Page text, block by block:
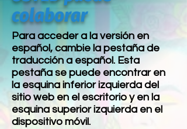
colaborar
Para acceder a la versión en
español, cambie la pestaña de
traducción a español. Esta
pestaña se puede encontrar en
la esquina inferior izquierda del
sitio web en el escritorio y en la
esquina superior izquierda en el
dispositivo móvil.